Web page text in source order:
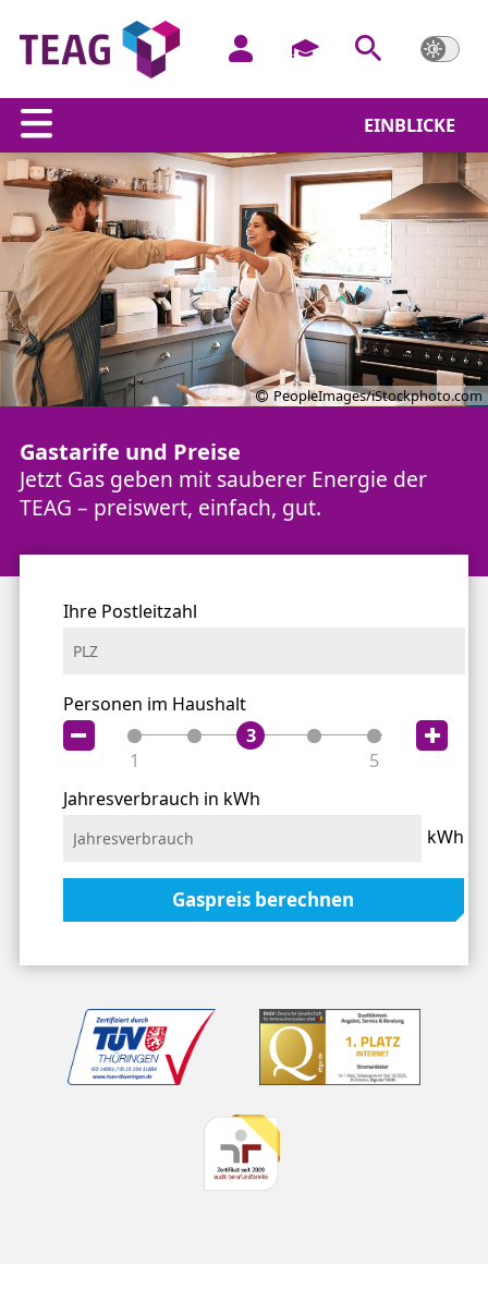
EINBLICKE
PeopleImages/iStockphoto.com
Gastarife und Preise
Jetzt Gas geben mit sauberer Energie der
TEAG – preiswert, einfach, gut.
Für eine leichtere Orientierung empfehlen wir
Ihre Postleitzahl
Personen im Haushalt
1
3
5
Jahresverbrauch in kWh
kWh
Gaspreis berechnen